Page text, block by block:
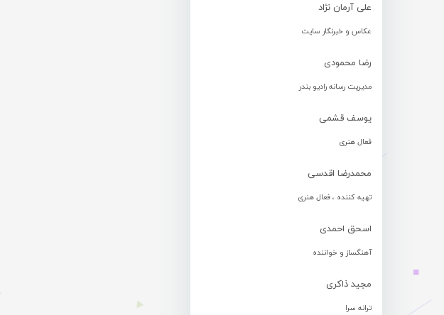
علی آرمان نژاد
عکاس و خبرنگار سایت
رضا محمودی
مدیریت رسانه رادیو بندر
یوسف قشمی
فعال هنری
محمدرضا اقدسی
تهیه کننده ، فعال هنری
اسحق احمدی
آهنگساز و خواننده
مجید ذاکری
ترانه سرا